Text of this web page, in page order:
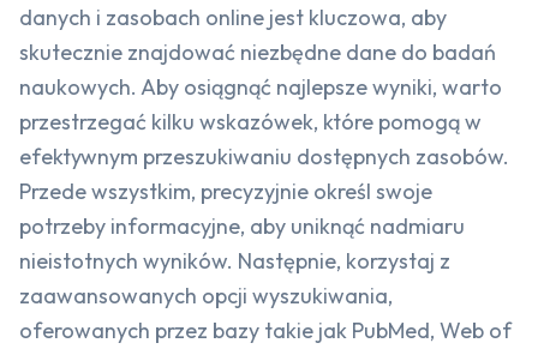
danych i zasobach online jest kluczowa, aby
skutecznie znajdować niezbędne dane do badań
naukowych. Aby osiągnąć najlepsze wyniki, warto
przestrzegać kilku wskazówek, które pomogą w
efektywnym przeszukiwaniu dostępnych zasobów.
Przede wszystkim, precyzyjnie określ swoje
potrzeby informacyjne, aby uniknąć nadmiaru
nieistotnych wyników. Następnie, korzystaj z
zaawansowanych opcji wyszukiwania,
oferowanych przez bazy takie jak PubMed, Web of